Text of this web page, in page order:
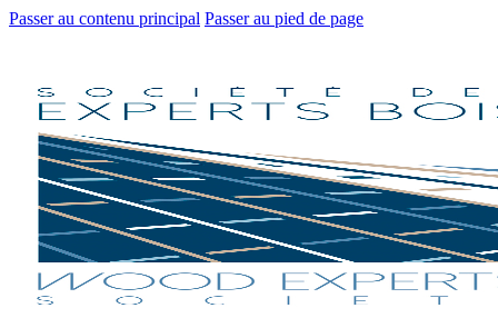
Passer au contenu principal Passer au pied de page